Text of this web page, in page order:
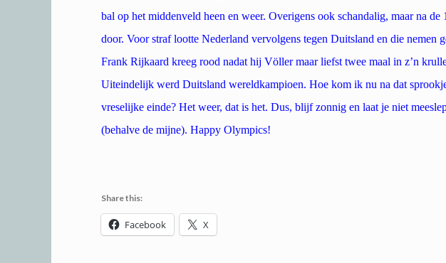
bal op het middenveld heen en weer. Overigens ook schandalig, maar na de
door. Voor straf lootte Nederland vervolgens tegen Duitsland en die nemen
Frank Rijkaard kreeg rood nadat hij Völler maar liefst twee maal in z’n
Uiteindelijk werd Duitsland wereldkampioen. Hoe kom ik nu na dat
vreselijke einde? Het weer, dat is het. Dus, blijf zonnig en laat je niet
(behalve de mijne). Happy Olympics!
Share this:
Facebook X